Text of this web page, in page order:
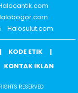
Halosulut.com
KODE ETIK
KONTAK IKLAN
RESERVED